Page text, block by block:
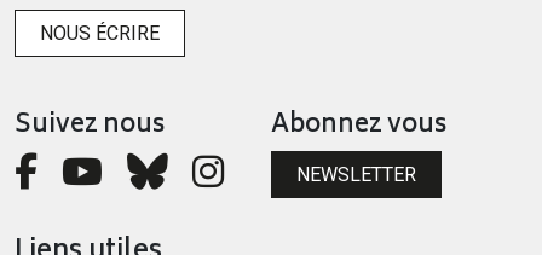
NOUS ÉCRIRE
Suivez nous Abonnez vous
NEWSLETTER